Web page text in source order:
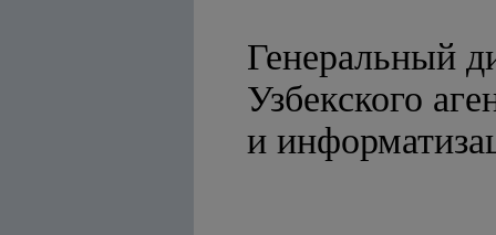
Генеральный
Узбекского
и